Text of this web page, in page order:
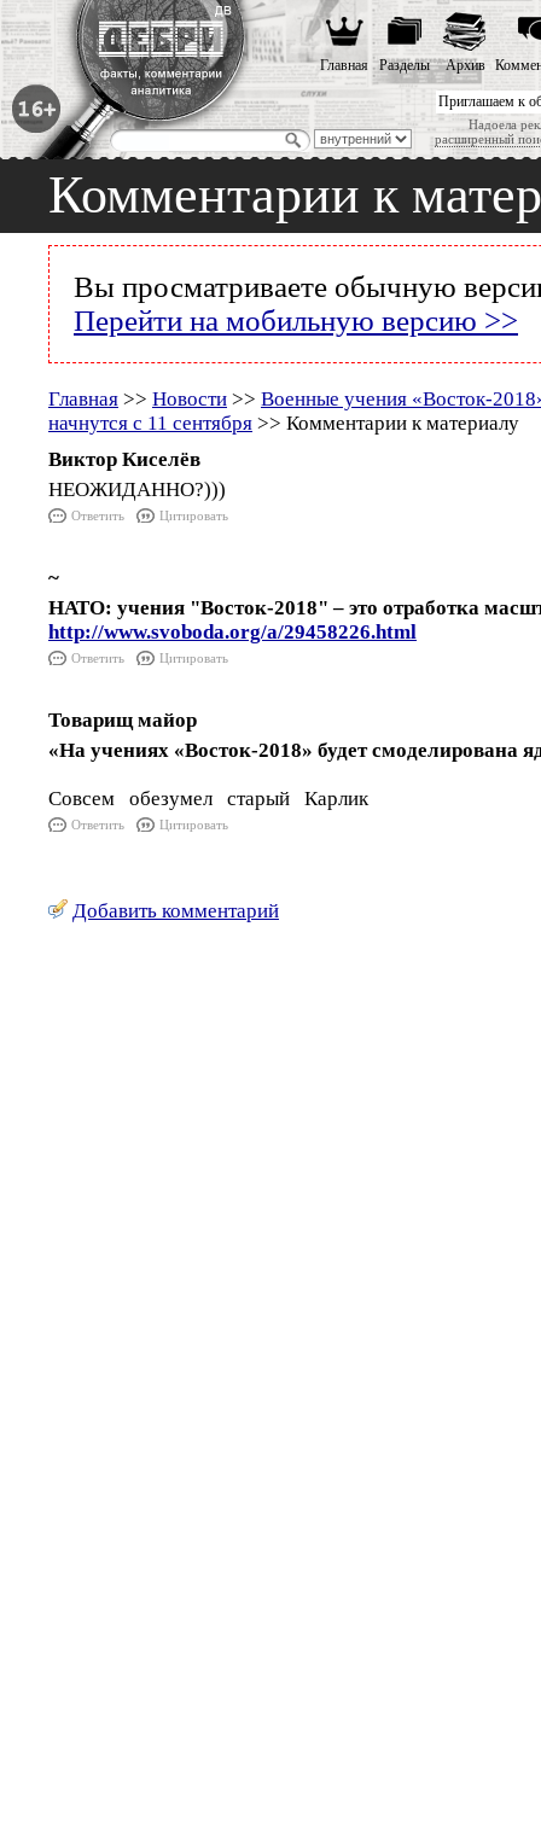
Приглашаем к
Надоела
расширенный
Главная Разделы Архив
Комментарии к
Вы просматриваете обычную
Перейти на мобильную версию >>
Главная >> Новости >> Военные учения «Восток-
начнутся с 11 сентября >> Комментарии к материалу
Виктор Киселёв
НЕОЖИДАННО?)))
Ответить Цитировать
~
НАТО: учения "Восток-2018" – это отработка
http://www.svoboda.org/a/29458226.html
Ответить Цитировать
Товарищ майор
«На учениях «Восток-2018» будет смоделирована
Совсем обезумел старый Карлик
Ответить Цитировать
Добавить комментарий